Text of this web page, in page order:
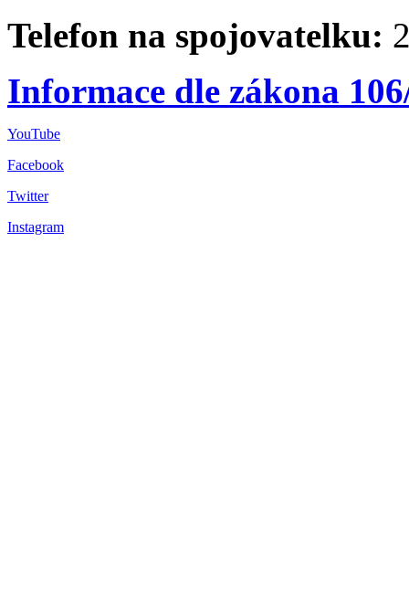
Telefon na spojovatelku:
Informace dle zákona
YouTube
Facebook
Twitter
Instagram